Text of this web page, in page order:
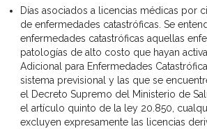
Días asociados a licencias médicas por
de enfermedades catastróficas. Se
enfermedades catastróficas aquellas
patologías de alto costo que hayan
Adicional para Enfermedades
sistema previsional y las que se
el Decreto Supremo del Ministerio de
el artículo quinto de la ley 20.850,
excluyen expresamente las licencias